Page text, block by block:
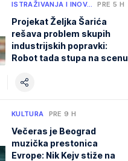
ISTRAŽIVANJA I INOV… PRE 5 H
Projekat Željka Šarića
rešava problem skupih
industrijskih popravki:
Robot tada stupa na scenu
KULTURA PRE 9 H
Večeras je Beograd
muzička prestonica
Evrope: Nik Kejv stiže na